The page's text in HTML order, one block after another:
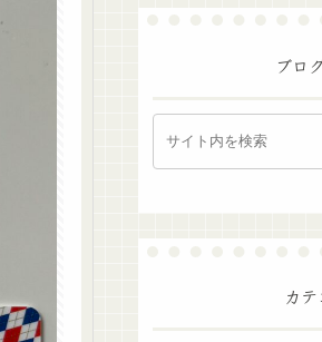
ブロ
カ